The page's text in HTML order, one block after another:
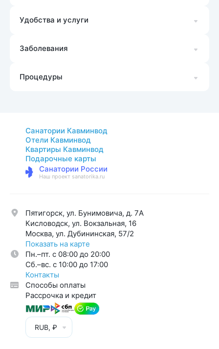
Удобства и услуги
Заболевания
Процедуры
Санатории Кавминвод
Отели Кавминвод
Квартиры Кавминвод
Подарочные карты
Санатории России
Наш проект sanatorika.ru
Пятигорск, ул. Бунимовича, д. 7A
Кисловодск, ул. Вокзальная, 16
Москва, ул. Дубининская, 57/2
Показать на карте
Пн.–пт. с 08:00 до 20:00
Cб.–вс. с 10:00 до 17:00
Контакты
Способы оплаты
Рассрочка и кредит
RUB, ₽